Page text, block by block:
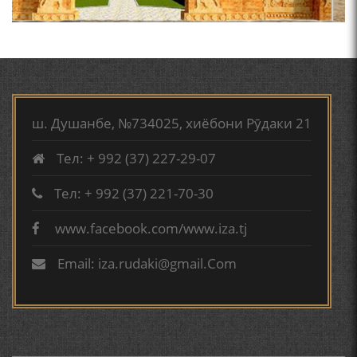
ВА АДАБИЁТИ БА НОМИ РӮДАКИИ АМИТ
ГУЛБАҲОР.
БУХОРОӢ УСМОНОВА Г.Ф.
БЕРУНӢ ВА ЁДКАРДИ ҶАШНИ САДА
САНЪАТҲОИ БАДЕИИ МАЪНОӢ ДАР АШЪОРИ
КАМОЛИ ХУҶАНДӢ ЗУЛФИЯ ИСМАТОВА.
ш. Душанбе, №734025, хиёбони Рӯдаки 21
Тел: + 992 (37) 227-29-07
Тел: + 992 (37) 221-70-30
www.facebook.com/www.iza.tj
Email: iza.rudaki@gmail.Com